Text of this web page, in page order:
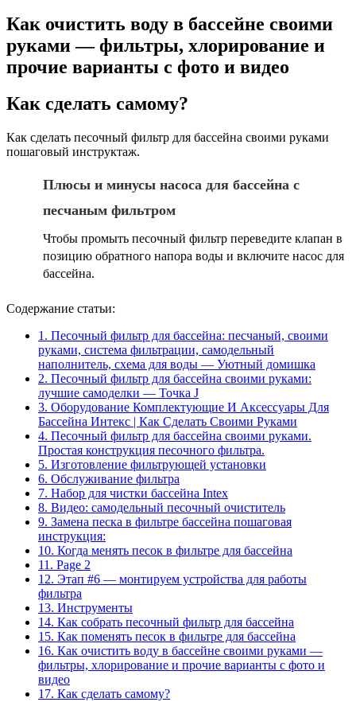
Как очистить воду в бассейне своими
руками — фильтры, хлорирование и
прочие варианты с фото и видео
Как сделать самому?
Как сделать песочный фильтр для бассейна своими руками
пошаговый инструктаж.
Плюсы и минусы насоса для бассейна с
песчаным фильтром
Чтобы промыть песочный фильтр переведите клапан в
позицию обратного напора воды и включите насос для
бассейна.
Содержание статьи:
1. Песочный фильтр для бассейна: песчаный, своими
руками, система фильтрации, самодельный
наполнитель, схема для воды — Уютный домишка
2. Песочный фильтр для бассейна своими руками:
лучшие самоделки — Точка J
3. Оборудование Комплектующие И Аксессуары Для
Бассейна Интекс | Как Сделать Своими Руками
4. Песочный фильтр для бассейна своими руками.
Простая конструкция песочного фильтра.
5. Изготовление фильтрующей установки
6. Обслуживание фильтра
7. Набор для чистки бассейна Intex
8. Видео: самодельный песочный очиститель
9. Замена песка в фильтре бассейна пошаговая
инструкция:
10. Когда менять песок в фильтре для бассейна
11. Page 2
12. Этап #6 — монтируем устройства для работы
фильтра
13. Инструменты
14. Как собрать песочный фильтр для бассейна
15. Как поменять песок в фильтре для бассейна
16. Как очистить воду в бассейне своими руками —
фильтры, хлорирование и прочие варианты с фото и
видео
17. Как сделать самому?